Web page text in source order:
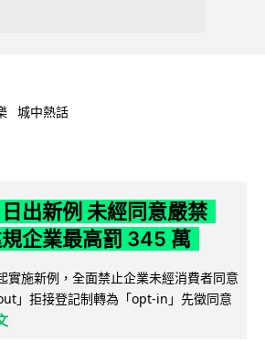
城中熱話
出新例 未經同意嚴禁
企業最高罰 345 萬
實施新例，全面禁止企業未經消費者同意
」拒接登記制轉為「opt-in」先徵同意